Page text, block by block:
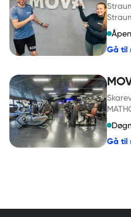
Gå til
Gå til